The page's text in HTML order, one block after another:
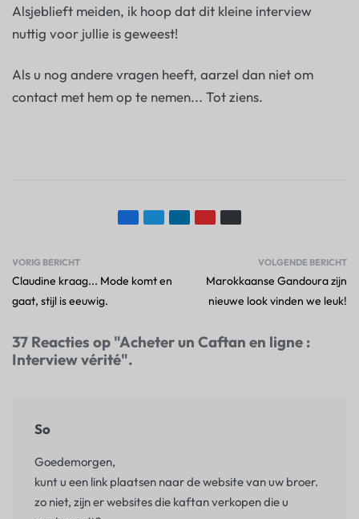
Alsjeblieft meiden, ik hoop dat dit kleine interview
nuttig voor jullie is geweest!
Als u nog andere vragen heeft, aarzel dan niet om
contact met hem op te nemen... Tot ziens.
VORIG BERICHT
Claudine kraag... Mode komt en
gaat, stijl is eeuwig.
VOLGENDE BERICHT
Marokkaanse Gandoura zijn
nieuwe look vinden we leuk!
37 Reacties op "Acheter un Caftan en ligne :
Interview vérité".
So
Goedemorgen,
kunt u een link plaatsen naar de website van uw broer.
zo niet, zijn er websites die kaftan verkopen die u